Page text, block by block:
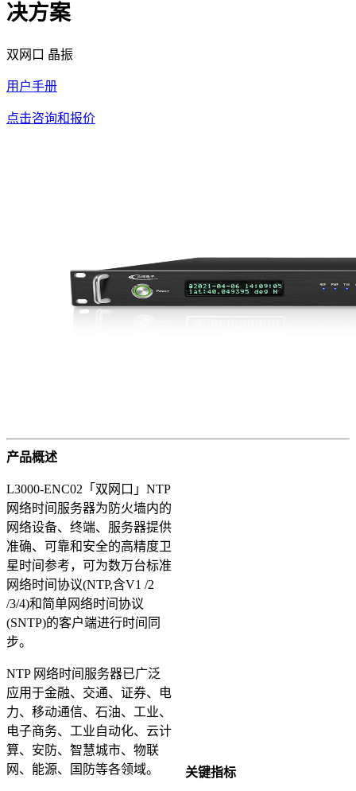
决方案
双网口 晶振
用户手册
点击咨询和报价
产品概述
L3000-ENC02「双网口」NTP
网络时间服务器为防火墙内的
网络设备、终端、服务器提供
准确、可靠和安全的高精度卫
星时间参考，可为数万台标准
网络时间协议(NTP,含V1 /2
/3/4)和简单网络时间协议
(SNTP)的客户端进行时间同
步。
NTP 网络时间服务器已广泛
应用于金融、交通、证券、电
力、移动通信、石油、工业、
电子商务、工业自动化、云计
算、安防、智慧城市、物联
网、能源、国防等各领域。
关键指标